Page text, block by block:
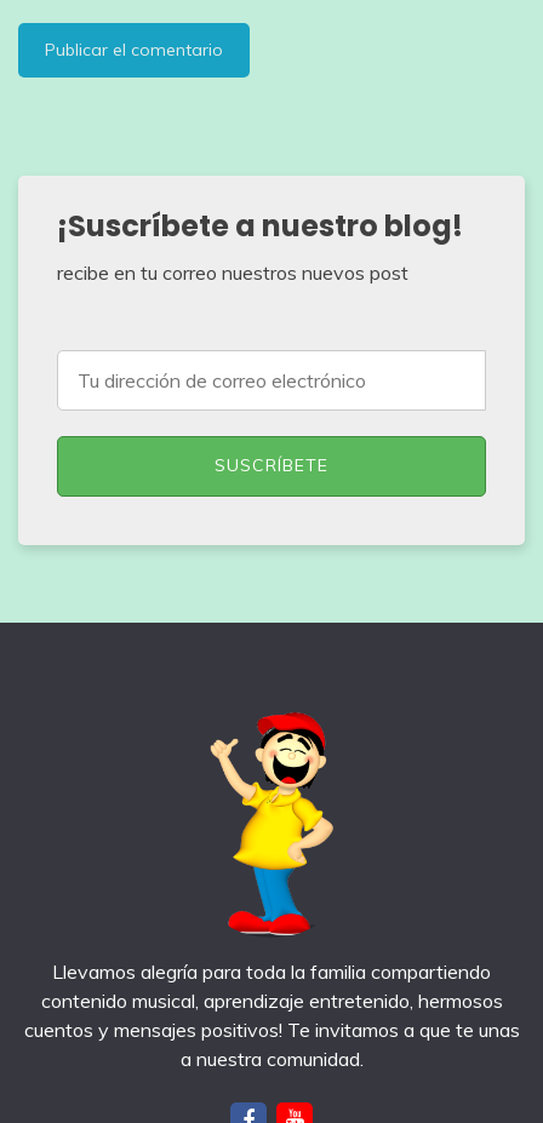
¡Suscríbete a nuestro blog!
recibe en tu correo nuestros nuevos post
Llevamos alegría para toda la familia compartiendo
contenido musical, aprendizaje entretenido, hermosos
cuentos y mensajes positivos! Te invitamos a que te unas
a nuestra comunidad.